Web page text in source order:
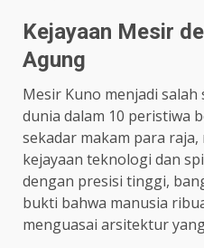
Kejayaan Mesir
Agung
Mesir Kuno menjadi
dunia dalam 10 peristiwa
sekadar makam para
kejayaan teknologi dan
dengan presisi tinggi,
bukti bahwa manusia
menguasai arsitektur